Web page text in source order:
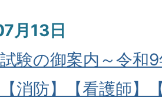
月13日
験の御案内～令和
【消防】【看護師】